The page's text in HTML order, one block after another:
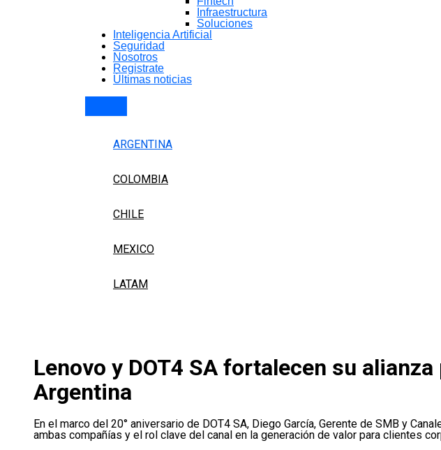
Infraestructura
Soluciones
Inteligencia Artificial
Seguridad
Nosotros
Registrate
Últimas noticias
ARGENTINA
COLOMBIA
CHILE
MEXICO
LATAM
Lenovo y DOT4 SA fortalecen su
Argentina
En el marco del 20° aniversario de DOT4 SA, Diego García, Gerente de SMB y
ambas compañías y el rol clave del canal en la generación de valor para clientes